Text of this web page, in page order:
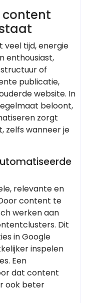
tijd, energie
enthousiast,
of
publicatie,
website. In
beloont,
zorgt
zelfs wanneer je
relevante en
content te
werken aan
Dit
in Google
inspelen
Een
dat content
ook beter